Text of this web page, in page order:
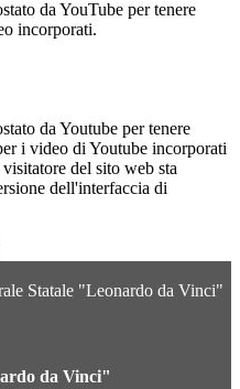
da YouTube per tenere
incorporati.
da Youtube per tenere
i video di Youtube incorporati
del sito web sta
dell'interfaccia di
Statale "Leonardo da Vinci"
da Vinci"